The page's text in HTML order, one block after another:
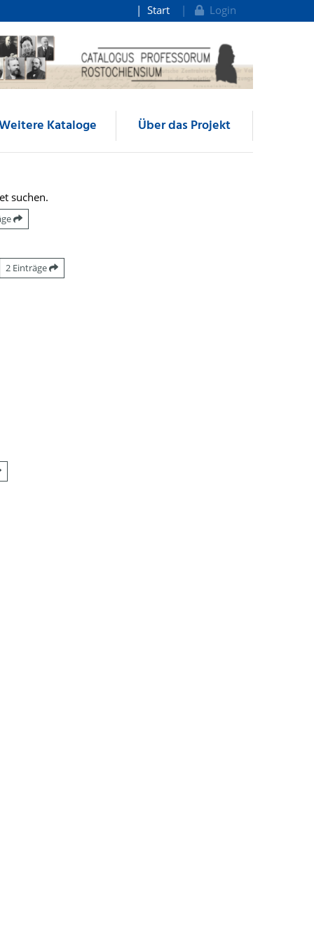
Start Login
Kataloge Über das Projekt
suchen.
2 Einträge